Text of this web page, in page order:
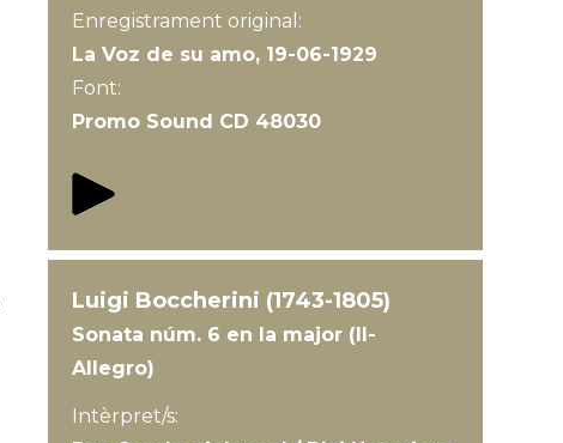
Enregistrament original:
La Voz de su amo, 19-06-1929
Font:
Promo Sound CD 48030
Luigi Boccherini (1743-1805)
Sonata núm. 6 en la major (II-
Allegro)
Intèrpret/s: